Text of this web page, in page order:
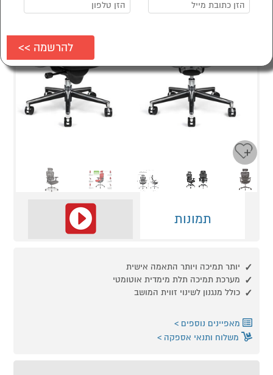
תמונות
יותר תמיכה ויותר התאמה אישית
מערכת תמיכה תלת מימדית אוטומטי
כולל מנגנון לשינוי זווית המושב
מאפיינים נוספים
משלוח ותנאי אספקה